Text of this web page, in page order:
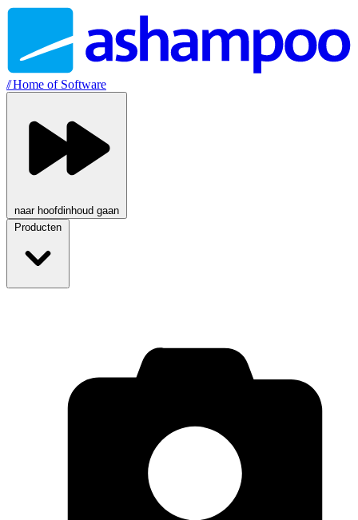
//Home of Software
naar hoofdinhoud gaan
Producten